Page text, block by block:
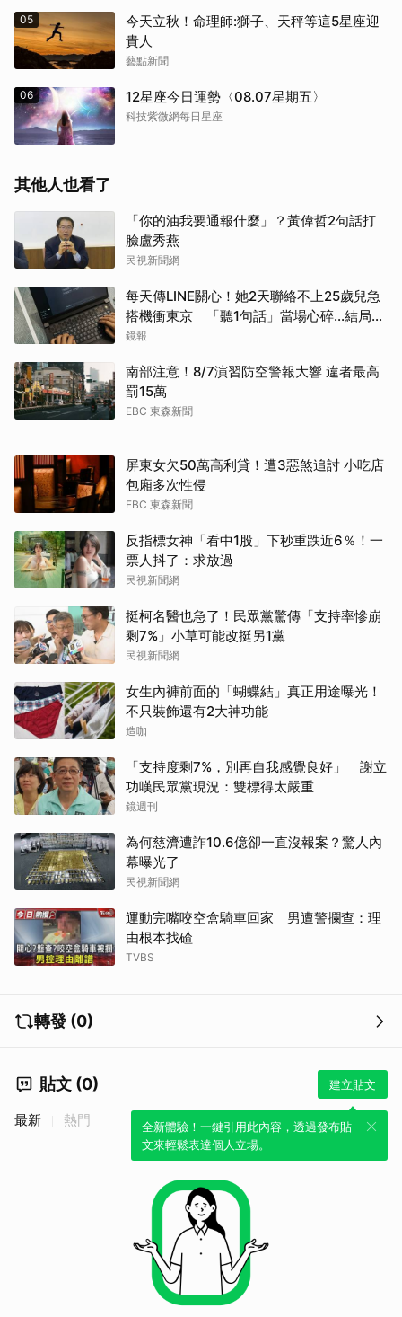
05
今天立秋！命理師:獅子、天秤等這5星座迎
貴人
藝點新聞
06 12星座今日運勢〈08.07星期五〉
科技紫微網每日星座
其他人也看了
「你的油我要通報什麼」？黃偉哲2句話打
臉盧秀燕
民視新聞網
每天傳LINE關心！她2天聯絡不上25歲兒急
搭機衝東京 「聽1句話」當場心碎...結局看
哭網
鏡報
南部注意！8/7演習防空警報大響 違者最高
罰15萬
EBC 東森新聞
屏東女欠50萬高利貸！遭3惡煞追討 小吃店
包廂多次性侵
EBC 東森新聞
反指標女神「看中1股」下秒重跌近6％！一
票人抖了：求放過
民視新聞網
挺柯名醫也急了！民眾黨驚傳「支持率慘崩
剩7%」小草可能改挺另1黨
民視新聞網
女生內褲前面的「蝴蝶結」真正用途曝光！
不只裝飾還有2大神功能
造咖
「支持度剩7%，別再自我感覺良好」 謝立
功嘆民眾黨現況：雙標得太嚴重
鏡週刊
為何慈濟遭詐10.6億卻一直沒報案？驚人內
幕曝光了
民視新聞網
運動完嘴咬空盒騎車回家 男遭警攔查：理
由根本找碴
TVBS
轉發 (0)
貼文 (0) 建立貼文
全新體驗！一鍵引用此內容，透過發布貼
文來輕鬆表達個人立場。
最新 熱門